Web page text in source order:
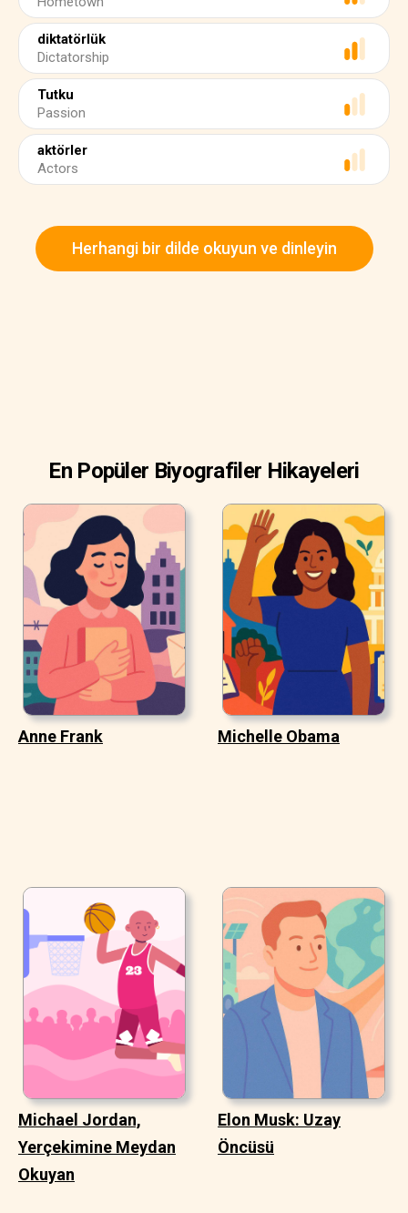
diktatörlük
Dictatorship
Tutku
Passion
aktörler
Actors
Herhangi bir dilde okuyun ve dinleyin
En Popüler Biyografiler Hikayeleri
Anne Frank Michelle Obama
Michael Jordan,
Yerçekimine Meydan
Okuyan
Elon Musk: Uzay
Öncüsü